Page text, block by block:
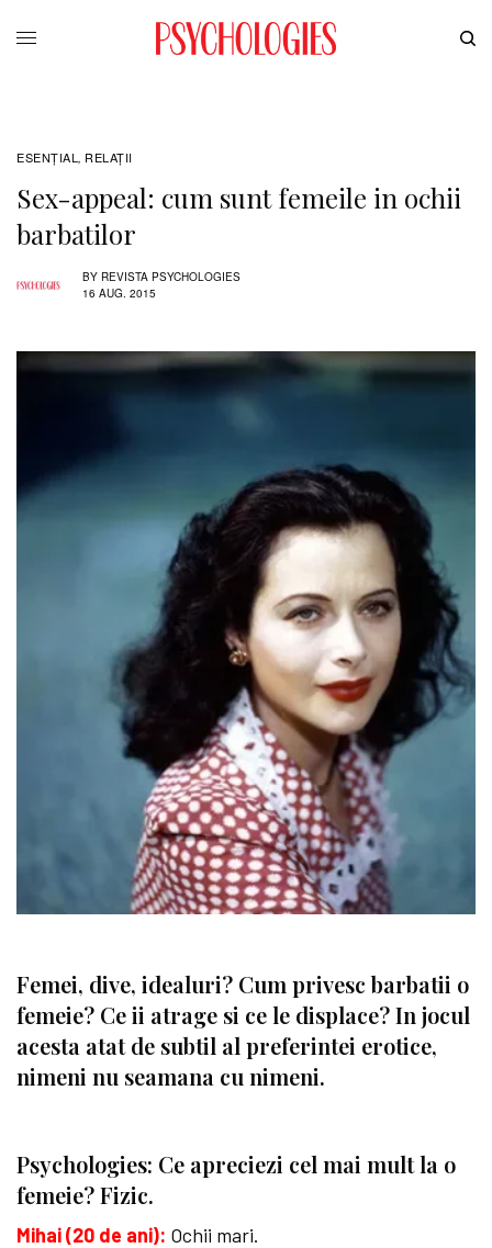
ESENȚIAL , RELAŢII
Sex-appeal: cum sunt femeile in ochii
barbatilor
BY REVISTA PSYCHOLOGIES
16 AUG. 2015
Femei, dive, idealuri? Cum privesc barbatii o
femeie? Ce ii atrage si ce le displace? In jocul
acesta atat de subtil al preferintei erotice,
nimeni nu seamana cu nimeni.
Psychologies: Ce apreciezi cel mai mult la o
femeie? Fizic.
Mihai (20 de ani): Ochii mari.